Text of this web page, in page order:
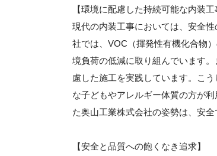
【環境に配慮した持続可能な内装工
現代の内装工事においては、安全
社では、VOC（揮発性有機化合物
境負荷の低減に取り組んでいます
慮した施工を実践しています。こ
な子どもやアレルギー体質の方が
た奥山工業株式会社の姿勢は、安
【安全と品質への飽くなき追求】